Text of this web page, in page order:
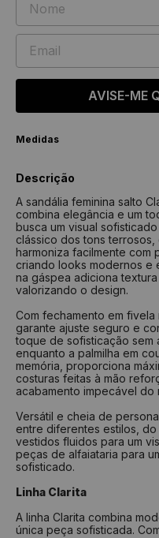
AVISE-ME
Medidas
33
34
35
36
38
39
40
Centralize seu pé
Faça um risco a
Repita o risco na
Repita a medida
Tire a medida do
Verifique na
Descrição
A sandália feminina salto
combina elegância e um
busca um visual
clássico dos tons
harmoniza facilmente com
criando looks modernos e
na gáspea adiciona textura
valorizando o design.
Com fechamento em
garante ajuste seguro e
toque de sofisticação sem
enquanto a palmilha em
memória, proporciona
costuras feitas à mão
acabamento impecável do
Versátil e cheia de
entre diferentes estilos,
vestidos fluidos para um
peças de alfaiataria para
sofisticado.
Linha Clarita
A linha Clarita combina
única peça sofisticada.